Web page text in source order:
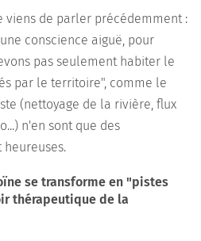
viens de parler précédemment :
conscience aiguë, pour
pas seulement habiter le
par le territoire", comme le
(nettoyage de la rivière, flux
n'en sont que des
heureuses.
se transforme en "pistes
thérapeutique de la